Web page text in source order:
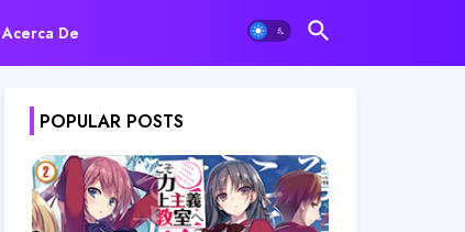
Acerca De
POPULAR POSTS